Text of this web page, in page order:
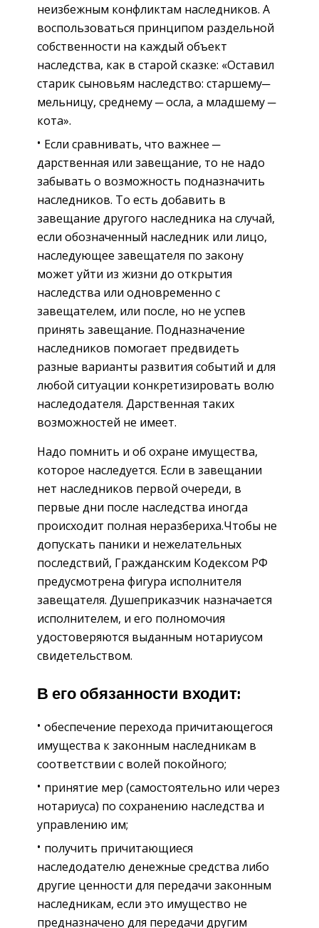
неизбежным конфликтам наследников. А
воспользоваться принципом раздельной
собственности на каждый объект
наследства, как в старой сказке: «Оставил
старик сыновьям наследство: старшему─
мельницу, среднему ─ осла, а младшему ─
кота».
Если сравнивать, что важнее ─
дарственная или завещание, то не надо
забывать о возможность подназначить
наследников. То есть добавить в
завещание другого наследника на случай,
если обозначенный наследник или лицо,
наследующее завещателя по закону
может уйти из жизни до открытия
наследства или одновременно с
завещателем, или после, но не успев
принять завещание. Подназначение
наследников помогает предвидеть
разные варианты развития событий и для
любой ситуации конкретизировать волю
наследодателя. Дарственная таких
возможностей не имеет.
Надо помнить и об охране имущества,
которое наследуется. Если в завещании
нет наследников первой очереди, в
первые дни после наследства иногда
происходит полная неразбериха.Чтобы не
допускать паники и нежелательных
последствий, Гражданским Кодексом РФ
предусмотрена фигура исполнителя
завещателя. Душеприказчик назначается
исполнителем, и его полномочия
удостоверяются выданным нотариусом
свидетельством.
В его обязанности входит:
обеспечение перехода причитающегося
имущества к законным наследникам в
соответствии с волей покойного;
принятие мер (самостоятельно или через
нотариуса) по сохранению наследства и
управлению им;
получить причитающиеся
наследодателю денежные средства либо
другие ценности для передачи законным
наследникам, если это имущество не
предназначено для передачи другим